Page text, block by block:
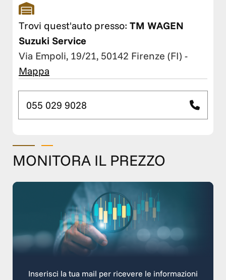
Trovi quest'auto presso: TM WAGEN
Suzuki Service
Via Empoli, 19/21, 50142 Firenze (FI) -
Mappa
055 029 9028
MONITORA IL PREZZO
Inserisci la tua mail per ricevere le informazioni